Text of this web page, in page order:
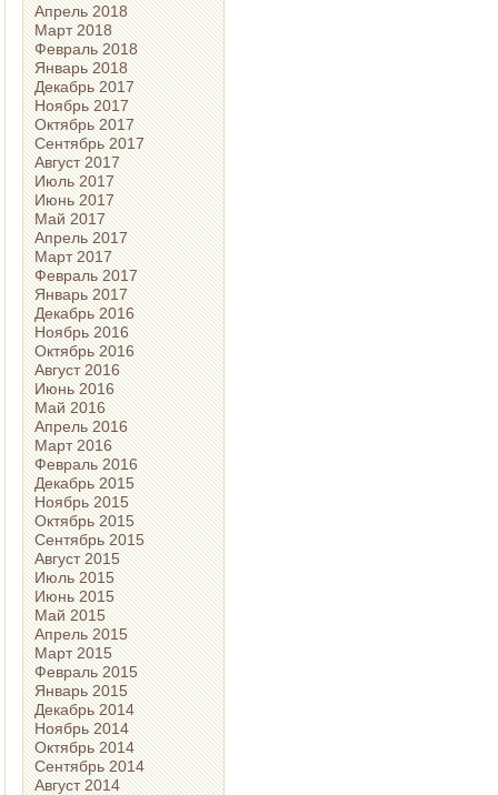
Апрель 2018
Март 2018
Февраль 2018
Январь 2018
Декабрь 2017
Ноябрь 2017
Октябрь 2017
Сентябрь 2017
Август 2017
Июль 2017
Июнь 2017
Май 2017
Апрель 2017
Март 2017
Февраль 2017
Январь 2017
Декабрь 2016
Ноябрь 2016
Октябрь 2016
Август 2016
Июнь 2016
Май 2016
Апрель 2016
Март 2016
Февраль 2016
Декабрь 2015
Ноябрь 2015
Октябрь 2015
Сентябрь 2015
Август 2015
Июль 2015
Июнь 2015
Май 2015
Апрель 2015
Март 2015
Февраль 2015
Январь 2015
Декабрь 2014
Ноябрь 2014
Октябрь 2014
Сентябрь 2014
Август 2014